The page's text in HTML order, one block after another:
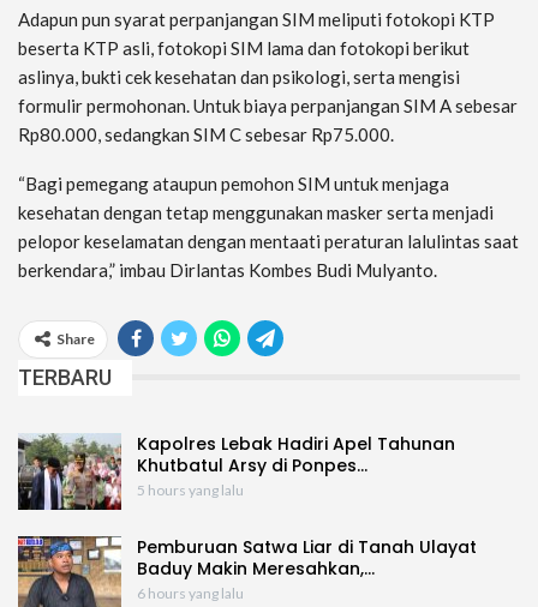
Adapun pun syarat perpanjangan SIM meliputi fotokopi KTP
beserta KTP asli, fotokopi SIM lama dan fotokopi berikut
aslinya, bukti cek kesehatan dan psikologi, serta mengisi
formulir permohonan. Untuk biaya perpanjangan SIM A sebesar
Rp80.000, sedangkan SIM C sebesar Rp75.000.
“Bagi pemegang ataupun pemohon SIM untuk menjaga
kesehatan dengan tetap menggunakan masker serta menjadi
pelopor keselamatan dengan mentaati peraturan lalulintas saat
berkendara,” imbau Dirlantas Kombes Budi Mulyanto.
Share
TERBARU
Kapolres Lebak Hadiri Apel Tahunan
Khutbatul Arsy di Ponpes…
5 hours yang lalu
Pemburuan Satwa Liar di Tanah Ulayat
Baduy Makin Meresahkan,…
6 hours yang lalu